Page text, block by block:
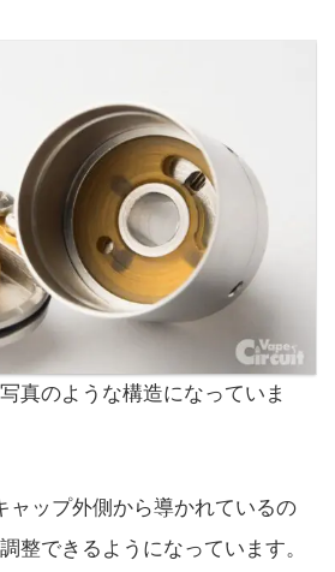
真のような構造になっていま
ャップ外側から導かれているの
整できるようになっています。